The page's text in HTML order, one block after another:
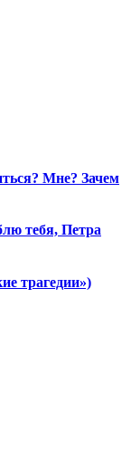
Мне? Зачем
тебя, Петра
трагедии»)